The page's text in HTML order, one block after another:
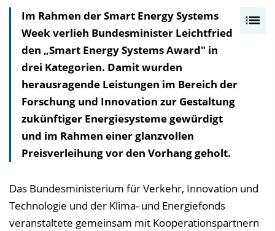
z
i
Im Rahmen der Smart Energy Systems
Week verlieh Bundesminister Leichtfried
den „Smart Energy Systems Award" in
drei Kategorien. Damit wurden
herausragende Leistungen im Bereich der
Forschung und Innovation zur Gestaltung
zukünftiger Energiesysteme gewürdigt
und im Rahmen einer glanzvollen
Preisverleihung vor den Vorhang geholt.
Das Bundesministerium für Verkehr, Innovation und
Technologie und der Klima- und Energiefonds
veranstaltete gemeinsam mit Kooperationspartnern